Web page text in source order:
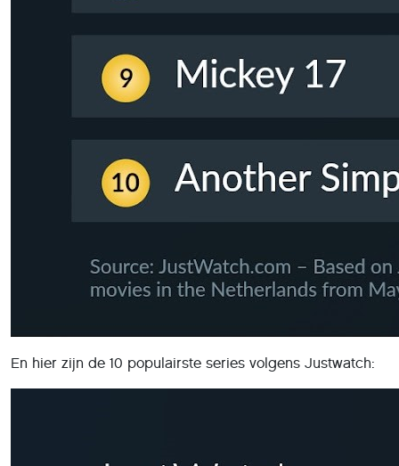
En hier zijn de 10 populairste series volgens Justwatch: